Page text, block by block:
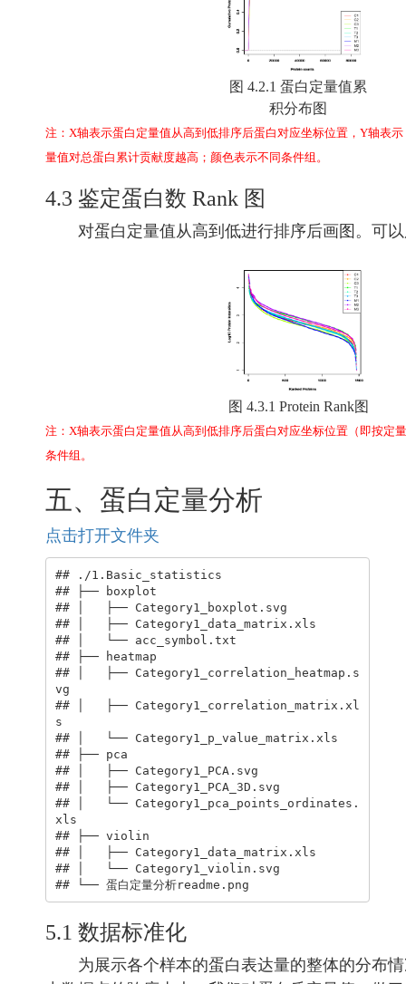
图 4.2.1 蛋白定量值累
积分布图
注：X轴表示蛋白定量值从高到低排序后蛋白对应坐标位置，Y轴表
量值对总蛋白累计贡献度越高；颜色表示不同条件组。
4.3 鉴定蛋白数 Rank 图
对蛋白定量值从高到低进行排序后画图。可以
图 4.3.1 Protein Rank图
注：X轴表示蛋白定量值从高到低排序后蛋白对应坐标位置（即按定
条件组。
五、蛋白定量分析
点击打开文件夹
## ./1.Basic_statistics
## ├── boxplot
## │   ├── Category1_boxplot.svg
## │   ├── Category1_data_matrix.xls
## │   └── acc_symbol.txt
## ├── heatmap
## │   ├── Category1_correlation_heatmap.s
vg
## │   ├── Category1_correlation_matrix.xl
s
## │   └── Category1_p_value_matrix.xls
## ├── pca
## │   ├── Category1_PCA.svg
## │   ├── Category1_PCA_3D.svg
## │   └── Category1_pca_points_ordinates.
xls
## ├── violin
## │   ├── Category1_data_matrix.xls
## │   └── Category1_violin.svg
## └── 蛋白定量分析readme.png
5.1 数据标准化
为展示各个样本的蛋白表达量的整体的分布情